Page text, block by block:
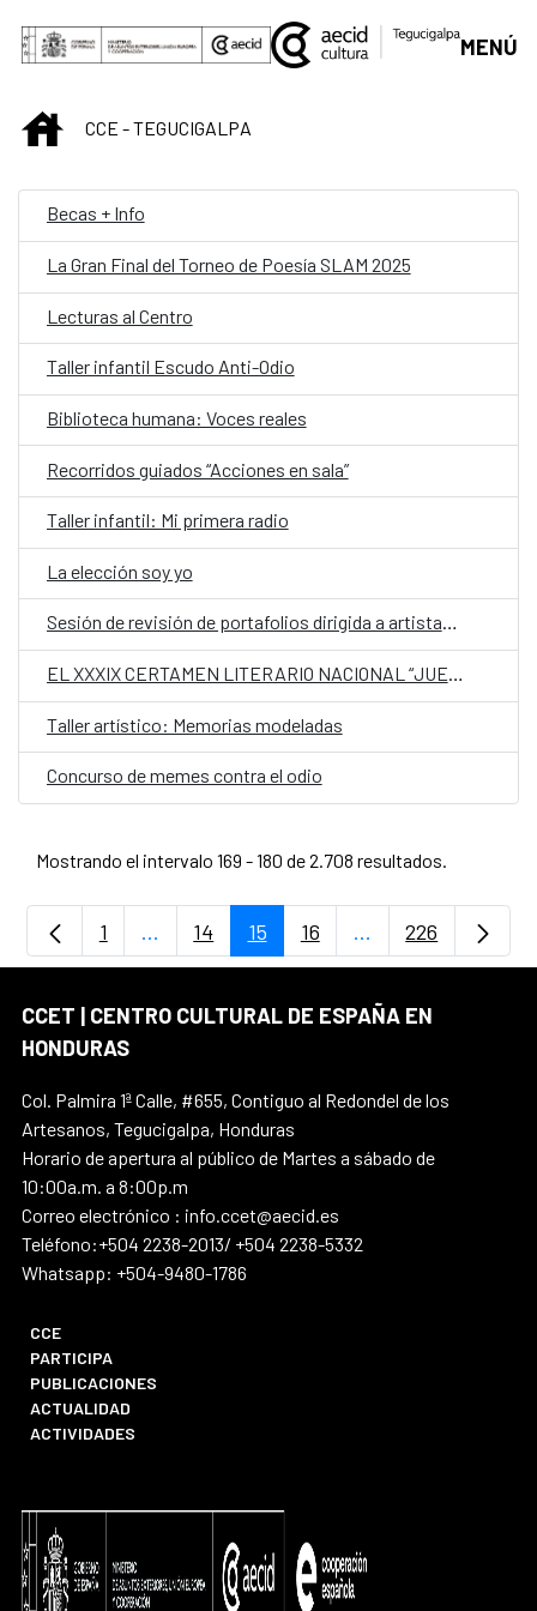
Saltar al contenido principal
MENÚ
INICIOCCE - TEGUCIGALPA
Becas + Info
La Gran Final del Torneo de Poesía SLAM 2025
Lecturas al Centro
Taller infantil Escudo Anti-Odio
Biblioteca humana: Voces reales
Recorridos guiados “Acciones en sala”
Taller infantil: Mi primera radio
La elección soy yo
Sesión de revisión de portafolios dirigida a artistas visuales
EL XXXIX CERTAMEN LITERARIO NACIONAL “JUEGOS FLORALES” DE SANTA ROSA DE COPÁN
Taller artístico: Memorias modeladas
Concurso de memes contra el odio
Mostrando el intervalo 169 - 180 de 2.708 resultados.
Página
1 ...Páginas intermedias Use TAB para
Página
14 Página
15 Página
16 ...PáginasPágina
226
CCET | CENTRO CULTURAL DE ESPAÑA EN
HONDURAS
Col. Palmira 1ª Calle, #655, Contiguo al Redondel de los
Artesanos, Tegucigalpa, Honduras
Horario de apertura al público de Martes a sábado de
10:00a.m. a 8:00p.m
Correo electrónico : info.ccet@aecid.es
Teléfono:+504 2238-2013/ +504 2238-5332
Whatsapp: +504-9480-1786
CCE
PARTICIPA
PUBLICACIONES
ACTUALIDAD
ACTIVIDADES